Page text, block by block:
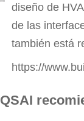
diseño de
de las
también está
https://
QSAI